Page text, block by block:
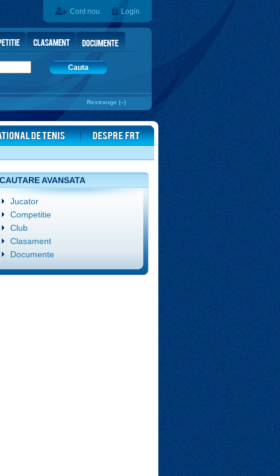
Cont nou Login
Cauta
Restrange (–)
CAUTARE AVANSATA
Jucator
Competitie
Club
Clasament
Documente